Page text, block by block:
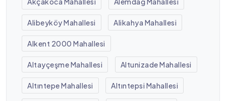
Alibeyköy Mahallesi Alikahya Mahallesi
Alkent 2000 Mahallesi
Altayçeşme Mahallesi Altunizade Mahallesi
Altıntepe Mahallesi Altıntepsi Mahallesi